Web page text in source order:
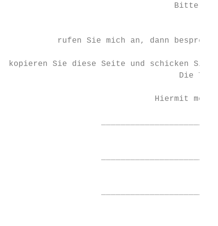
Bitte
rufen Sie mich an, dann
kopieren Sie diese Seite und schicken Sie
Die
Hiermit